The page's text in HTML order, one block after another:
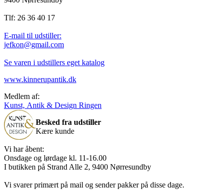
Tlf: 26 36 40 17
E-mail til udstiller:
jefkon@gmail.com
Se varen i udstillers eget katalog
www.kinnerupantik.dk
Medlem af:
Kunst, Antik & Design Ringen
Besked fra udstiller
Kære kunde
Vi har åbent:
Onsdage og lørdage kl. 11-16.00
I butikken på Strand Alle 2, 9400 Nørresundby
Vi svarer primært på mail og sender pakker på disse dage.